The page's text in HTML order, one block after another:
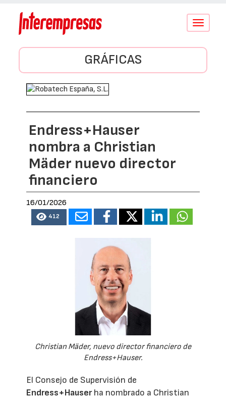
Conmutar
GRÁFICAS
Endress+Hauser
nombra a Christian
Mäder nuevo director
financiero
16/01/2026
412
Christian Mäder, nuevo director financiero de
Endress+Hauser.
El Consejo de Supervisión de
Endress+Hauserha nombrado a Christian